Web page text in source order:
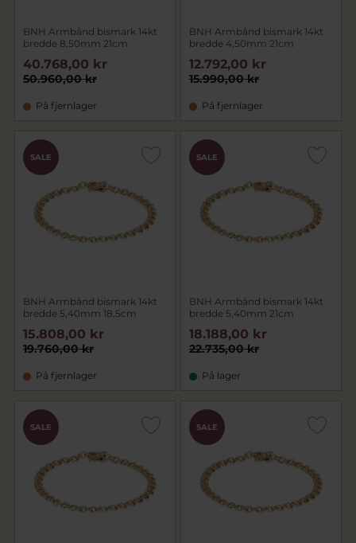
BNH Armbånd bismark 14kt
bredde 8,50mm 21cm
50.960,00 kr
40.768,00 kr
På fjernlager
BNH Armbånd bismark 14kt
bredde 4,50mm 21cm
15.990,00 kr
12.792,00 kr
På fjernlager
SALE
BNH Armbånd bismark 14kt
bredde 5,40mm 18,5cm
19.760,00 kr
15.808,00 kr
På fjernlager
SALE
BNH Armbånd bismark 14kt
bredde 5,40mm 21cm
22.735,00 kr
18.188,00 kr
På lager
SALE SALE